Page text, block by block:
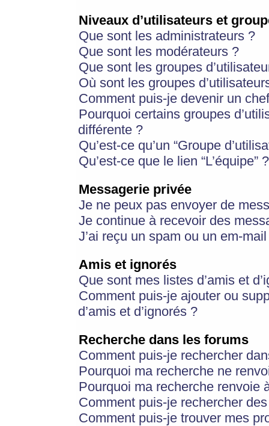
Niveaux d’utilisateurs et
Que sont les administrateurs ?
Que sont les modérateurs ?
Que sont les groupes
Où sont les groupes
Comment puis-je devenir un
Pourquoi certains groupes
différente ?
Qu’est-ce qu’un “Groupe
Qu’est-ce que le lien “L’équipe” ?
Messagerie privée
Je ne peux pas envoyer de
Je continue à recevoir des
J’ai reçu un spam ou un em-
Amis et ignorés
Que sont mes listes d’amis et
Comment puis-je ajouter ou
d’amis et d’ignorés ?
Recherche dans les forums
Comment puis-je rechercher
Pourquoi ma recherche ne
Pourquoi ma recherche renvoie
Comment puis-je rechercher
Comment puis-je trouver mes